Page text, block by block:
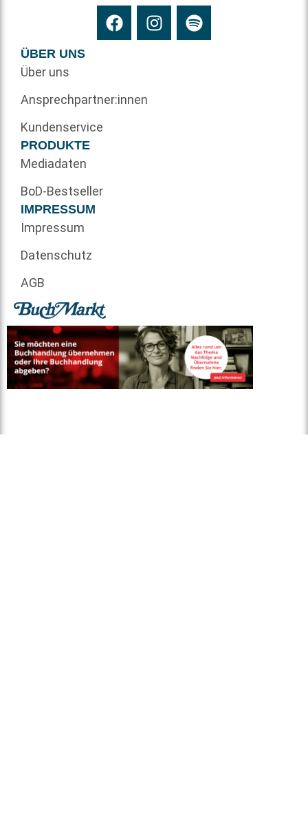
ÜBER UNS
Über uns
Ansprechpartner:innen
Kundenservice
PRODUKTE
Mediadaten
BoD-Bestseller
IMPRESSUM
Impressum
Datenschutz
AGB